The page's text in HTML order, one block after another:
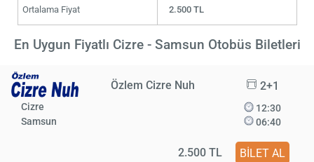
Ortalama Fiyat 2.500 TL
En Uygun Fiyatlı Cizre - Samsun Otobüs Biletleri
Özlem Cizre Nuh 2+1
Cizre
Samsun
12:30
06:40
2.500 TL BİLET AL